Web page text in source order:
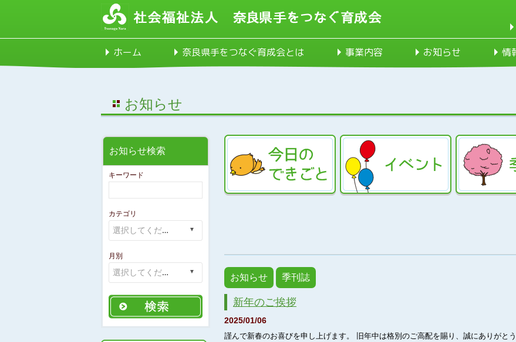
ホーム
奈良県手をつなぐ育成会とは 事業内容 お知らせ 情
お知らせ
お知らせ検索
キーワード
カテゴリ
月別
お知らせ 季刊誌
新年のご挨拶
2025/01/06
謹んで新春のお喜びを申し上げます。 旧年中は格別のご高配を賜り、誠にありがと